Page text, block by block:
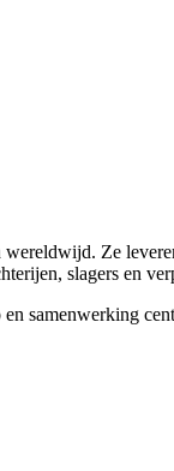
wereldwijd. Ze
slagers en
samenwerking